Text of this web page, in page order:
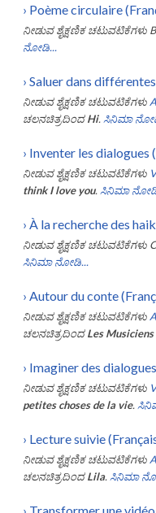
› Poème circulaire
ನೀಡುವ ಶೈಕ್ಷಣಿಕ ಚಟುವಟಿಕೆಗಳು
ನೋಡಿ...
› Saluer dans
ನೀಡುವ ಶೈಕ್ಷಣಿಕ ಚಟುವಟಿಕೆಗಳು
ಚಲನಚಿತ್ರದಿಂದ Hi. ಸಿನಿಮಾ
› Inventer les dialogues
ನೀಡುವ ಶೈಕ್ಷಣಿಕ ಚಟುವಟಿಕೆಗಳು
think I love you. ಸಿನಿಮಾ
› À la recherche des
ನೀಡುವ ಶೈಕ್ಷಣಿಕ ಚಟುವಟಿಕೆಗಳು
ಸಿನಿಮಾ ನೋಡಿ...
› Autour du conte
ನೀಡುವ ಶೈಕ್ಷಣಿಕ ಚಟುವಟಿಕೆಗಳು
ಚಲನಚಿತ್ರದಿಂದ Les
› Imaginer des
ನೀಡುವ ಶೈಕ್ಷಣಿಕ ಚಟುವಟಿಕೆಗಳು
petites choses de la vie.
› Lecture suivie
ನೀಡುವ ಶೈಕ್ಷಣಿಕ ಚಟುವಟಿಕೆಗಳು
ಚಲನಚಿತ್ರದಿಂದ Lila. ಸಿನಿಮಾ